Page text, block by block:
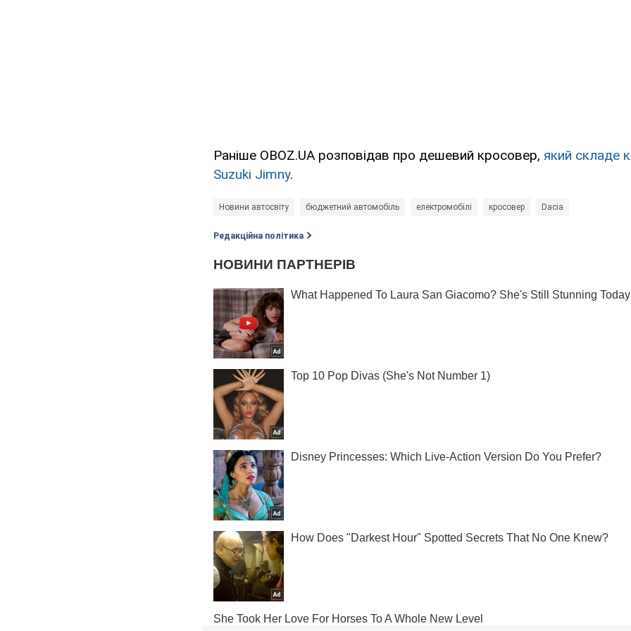
Раніше OBOZ.UA розповідав про дешевий кросовер, який складе
Suzuki Jimny.
Новини автосвіту бюджетний автомобіль електромобілі кросовер Dacia
Редакційна політика